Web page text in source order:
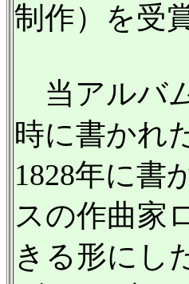
制作）を受
当アルバ
時に書かれ
1828年に書
スの作曲家
きる形にし